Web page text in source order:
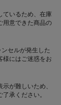
ているため、在庫
用意できた商品の
セルが発生した
様にはご迷惑をお
が難しいため、
承ください。